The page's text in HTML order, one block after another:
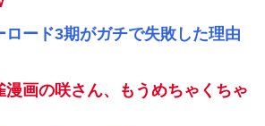
ロード3期がガチで失敗した理由
漫画の咲さん、もうめちゃくちゃ